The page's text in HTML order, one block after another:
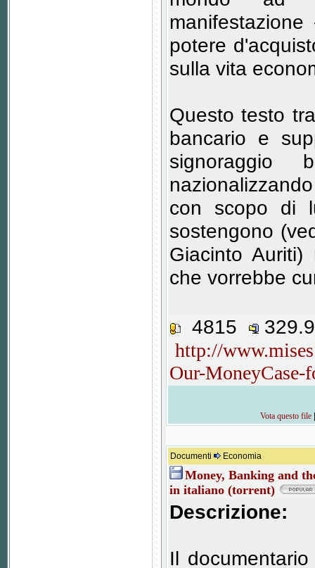
potere
sulla vita
Questo testo
bancario e
signoraggio
con scopo di
sostengono
Giacinto
che vorrebbe
4815
http://
Our-MoneyCase-
Vota questo file
Documenti Economia
Money, Banking and
in italiano (torrent)
Descrizione:
Il